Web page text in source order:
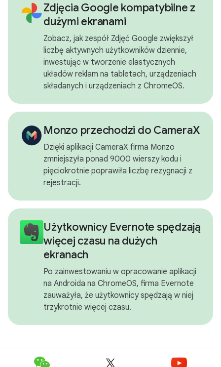
Zdjęcia Google kompatybilne z
dużymi ekranami
Zobacz, jak zespół Zdjęć Google zwiększył
liczbę aktywnych użytkowników dziennie,
inwestując w tworzenie elastycznych
układów reklam na tabletach, urządzeniach
składanych i urządzeniach z ChromeOS.
Monzo przechodzi do CameraX
Dzięki aplikacji CameraX firma Monzo
zmniejszyła ponad 9000 wierszy kodu i
pięciokrotnie poprawiła liczbę rezygnacji z
rejestracji.
Użytkownicy Evernote spędzają
więcej czasu na dużych
ekranach
Po zainwestowaniu w opracowanie aplikacji
na Androida na ChromeOS, firma Evernote
zauważyła, że użytkownicy spędzają w niej
trzykrotnie więcej czasu.